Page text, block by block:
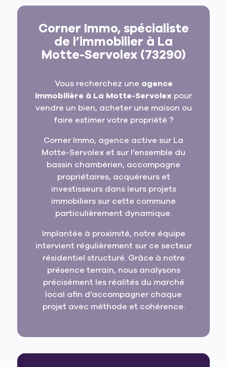
Corner Immo, spécialiste
de l’immobilier à La
Motte-Servolex (73290)
Vous recherchez une agence
immobilière à La Motte-Servolex pour
vendre un bien, acheter une maison ou
faire estimer votre propriété ?
Corner Immo, agence active sur La
Motte-Servolex et sur l’ensemble du
bassin chambérien, accompagne
propriétaires, acquéreurs et
investisseurs dans leurs projets
immobiliers sur cette commune
particulièrement dynamique.
Implantée à proximité, notre équipe
intervient régulièrement sur ce secteur
résidentiel structuré. Grâce à notre
présence terrain, nous analysons
précisément les réalités du marché
local afin d’accompagner chaque
projet avec méthode et cohérence.